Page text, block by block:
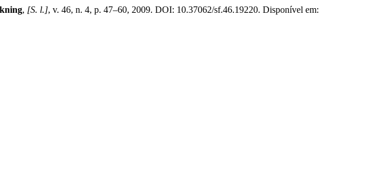
, [S. l.], v. 46, n. 4, p. 47–60, 2009. DOI: 10.37062/sf.46.19220. Disponível em: